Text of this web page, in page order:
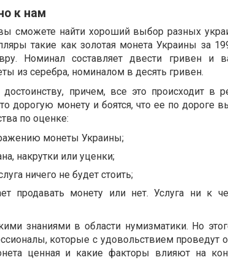
к нам
сможете найти хороший выбор разных
такие как золотая монета Украины за
Номинал составляет двести гривен и
из серебра, номиналом в десять гривен.
причем, все это происходит в
дорогую монету и боятся, что ее по дороге
по оценке:
монеты Украины;
накрутки или уценки;
ничего не будет стоить;
продавать монету или нет. Услуга ни к
знаниями в области нумизматики. Но
которые с удовольствием проведут
ценная и какие факторы влияют на